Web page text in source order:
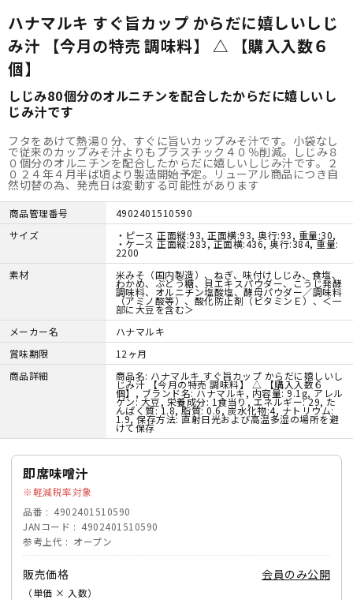
ハナマルキ すぐ旨カップ からだに嬉しいしじ
み汁 【今月の特売 調味料】 △ 【購入入数６
個】
しじみ80個分のオルニチンを配合したからだに嬉しいし
じみ汁です
フタをあけて熱湯０分、すぐに旨いカップみそ汁です。小袋なし
で従来のカップみそ汁よりもプラスチック４０％削減。しじみ８
０個分のオルニチンを配合したからだに嬉しいしじみ汁です。２
０２４年４月半ば頃より製造開始予定。リューアル商品につき自
然切替の為、発売日は変動する可能性があります
商品管理番号
4902401510590
サイズ
・ピース 正面縦:93, 正面横:93, 奥行:93, 重量:30,
・ケース 正面縦:283, 正面横:436, 奥行:384, 重量:
2200
素材
米みそ（国内製造）、ねぎ、味付けしじみ、食塩、
わかめ、ぶどう糖、貝エキスパウダー、こうじ発酵
調味料、オルニチン塩酸塩、酵母パウダー／調味料
（アミノ酸等）、酸化防止剤（ビタミンＥ）、＜一
部に大豆を含む＞
メーカー名
ハナマルキ
賞味期限
12ヶ月
商品詳細
商品名: ハナマルキ すぐ旨カップ からだに嬉しいし
じみ汁 【今月の特売 調味料】 △ 【購入入数６
個】, ブランド名: ハナマルキ, 内容量: 9.1g, アレル
ゲン: 大豆, 栄養成分: 1食当り, エネルギー: 29, た
んぱく質: 1.8, 脂質: 0.6, 炭水化物:4, ナトリウム:
1.9, 保存方法: 直射日光および高温多湿の場所を避
けて保存
即席味噌汁
軽減税率対象
品番
4902401510590
JANコード
4902401510590
参考上代
オープン
販売価格
（単価 × 入数）
会員のみ公開